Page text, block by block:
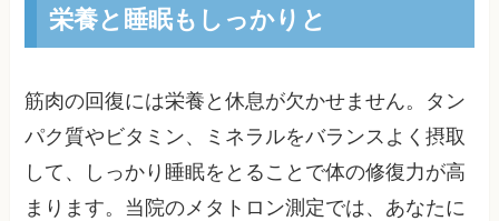
栄養と睡眠もしっかりと
筋肉の回復には栄養と休息が欠かせません。タン
パク質やビタミン、ミネラルをバランスよく摂取
して、しっかり睡眠をとることで体の修復力が高
まります。当院のメタトロン測定では、あなたに